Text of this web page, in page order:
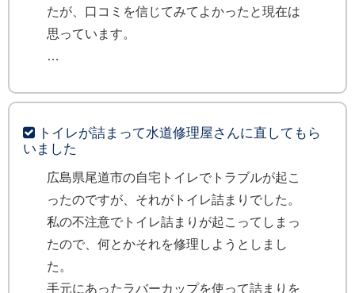
たが、口コミを信じてみてよかったと現在は
思っています。
トイレが詰まって水道修理屋さんに直してもら
いました
広島県尾道市の自宅トイレでトラブルが起こ
ったのですが、それがトイレ詰まりでした。
私の不注意でトイレ詰まりが起こってしまっ
たので、何とかそれを修理しようとしまし
た。
手元にあったラバーカップを使って詰まりを